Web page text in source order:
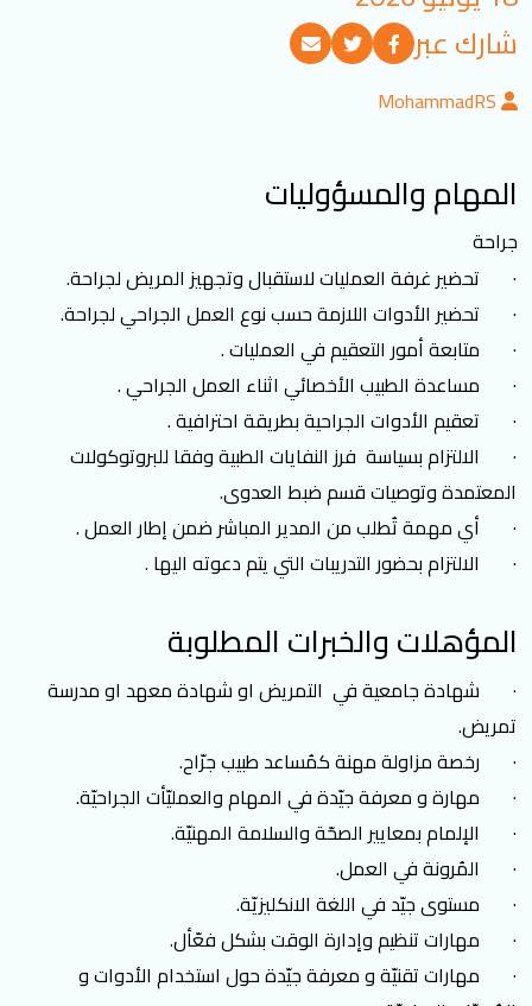
تسجيل الدخول
العربية
تابعنا
شارك عبر
MohammadRS
المهام والمسؤوليات
جراحة
· تحضير غرفة العمليات لاستقبال وتجهيز المريض لجراحة.
· تحضير الأدوات اللازمة حسب نوع العمل الجراحي لجراحة.
· متابعة أمور التعقيم في العمليات .
· مساعدة الطبيب الأخصائي اثناء العمل الجراحي .
· تعقيم الأدوات الجراحية بطريقة احترافية .
· الالتزام بسياسة فرز النفايات الطبية وفقا للبروتوكولات
المعتمدة وتوصيات قسم ضبط العدوى.
· أي مهمة تُطلب من المدير المباشر ضمن إطار العمل .
· الالتزام بحضور التدريبات التي يتم دعوته اليها .
المؤهلات والخبرات المطلوبة
· شهادة جامعية في التمريض او شهادة معهد او مدرسة
تمريض.
· رخصة مزاولة مهنة كمُساعد طبيب جرّاح.
· مهارة و معرفة جيّدة في المهام والعمليّأت الجراحيّة.
· الإلمام بمعايير الصحّة والسلامة المهنيّة.
· المُرونة في العمل.
· مستوى جيّد في اللغة الانكليزيّة.
· مهارات تنظيم وإدارة الوقت بشكل فعّأل.
· مهارات تقنيّة و معرفة جيّدة حول استخدام الأدوات و